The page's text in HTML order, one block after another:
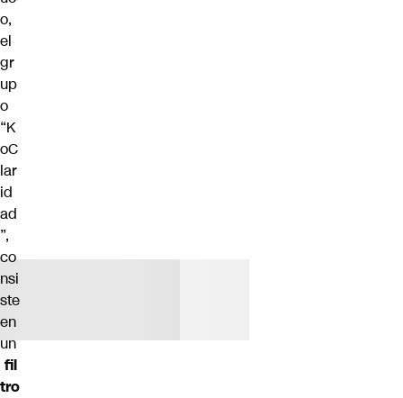
o,
el
gr
up
o
“K
oC
lar
id
ad
”,
co
nsi
ste
en
un
fil
tro